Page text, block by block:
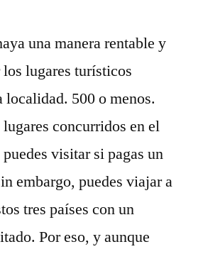
una manera rentable y
lugares turísticos
500 o menos.
concurridos en el
visitar si pagas un
embargo, puedes viajar a
tres países con un
Por eso, y aunque